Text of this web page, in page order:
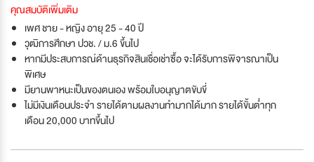
คุณสมบัติเพิ่มเติม
เพศ ชาย - หญิง อายุ 25 - 40 ปี
วุฒิการศึกษา ปวช. / ม.6 ขึ้นไป
หากมีประสบการณ์ด้านธุรกิจสินเชื่อเช่าซื้อ จะได้รับการพิจารณาเป็น
พิเศษ
มียานพาหนะเป็นของตนเอง พร้อมใบอนุญาตขับขี่
ไม่มีเงินเดือนประจำ รายได้ตามผลงานทำมากได้มาก รายได้ขั้นต่ำทุก
เดือน 20,000 บาทขึ้นไป